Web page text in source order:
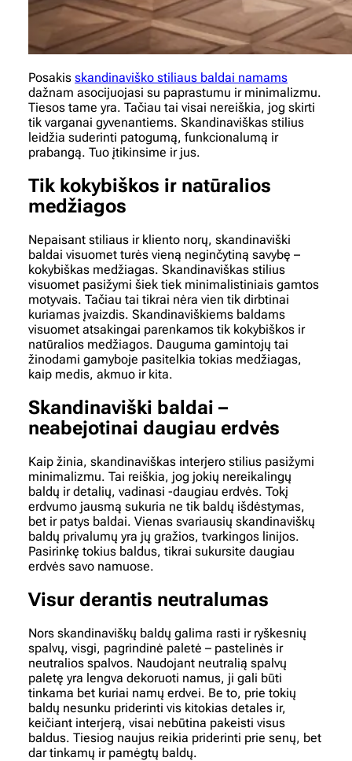
Posakis skandinaviško stiliaus baldai namams
dažnam asocijuojasi su paprastumu ir minimalizmu.
Tiesos tame yra. Tačiau tai visai nereiškia, jog skirti
tik varganai gyvenantiems. Skandinaviškas stilius
leidžia suderinti patogumą, funkcionalumą ir
prabangą. Tuo įtikinsime ir jus.
Tik kokybiškos ir natūralios
medžiagos
Nepaisant stiliaus ir kliento norų, skandinaviški
baldai visuomet turės vieną neginčytiną savybę –
kokybiškas medžiagas. Skandinaviškas stilius
visuomet pasižymi šiek tiek minimalistiniais gamtos
motyvais. Tačiau tai tikrai nėra vien tik dirbtinai
kuriamas įvaizdis. Skandinaviškiems baldams
visuomet atsakingai parenkamos tik kokybiškos ir
natūralios medžiagos. Dauguma gamintojų tai
žinodami gamyboje pasitelkia tokias medžiagas,
kaip medis, akmuo ir kita.
Skandinaviški baldai –
neabejotinai daugiau erdvės
Kaip žinia, skandinaviškas interjero stilius pasižymi
minimalizmu. Tai reiškia, jog jokių nereikalingų
baldų ir detalių, vadinasi -daugiau erdvės. Tokį
erdvumo jausmą sukuria ne tik baldų išdėstymas,
bet ir patys baldai. Vienas svariausių skandinaviškų
baldų privalumų yra jų gražios, tvarkingos linijos.
Pasirinkę tokius baldus, tikrai sukursite daugiau
erdvės savo namuose.
Visur derantis neutralumas
Nors skandinaviškų baldų galima rasti ir ryškesnių
spalvų, visgi, pagrindinė paletė – pastelinės ir
neutralios spalvos. Naudojant neutralią spalvų
paletę yra lengva dekoruoti namus, ji gali būti
tinkama bet kuriai namų erdvei. Be to, prie tokių
baldų nesunku priderinti vis kitokias detales ir,
keičiant interjerą, visai nebūtina pakeisti visus
baldus. Tiesiog naujus reikia priderinti prie senų, bet
dar tinkamų ir pamėgtų baldų.